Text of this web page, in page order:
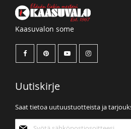
Kaasuvalon some
Uutiskirje
Saat tietoa uutuustuotteista ja